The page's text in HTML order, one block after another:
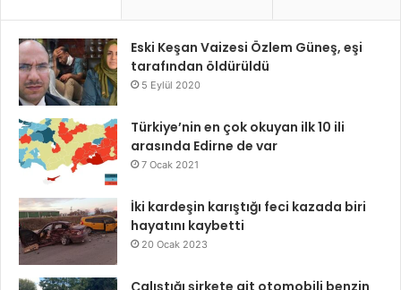
Eski Keşan Vaizesi Özlem Güneş, eşi
tarafından öldürüldü
5 Eylül 2020
Türkiye’nin en çok okuyan ilk 10 ili
arasında Edirne de var
7 Ocak 2021
İki kardeşin karıştığı feci kazada biri
hayatını kaybetti
20 Ocak 2023